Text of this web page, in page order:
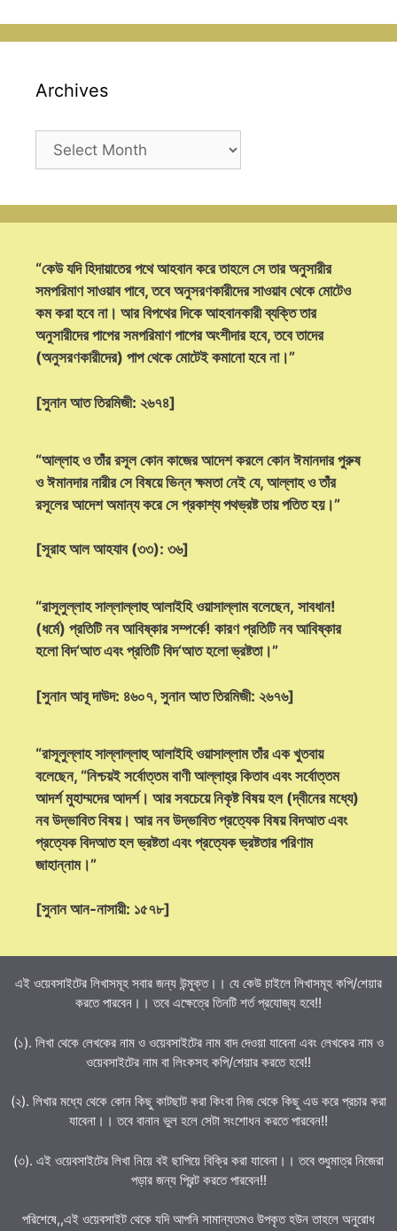
Archives
Archives
“কেউ যদি হিদায়াতের পথে আহবান করে তাহলে সে তার অনুসারীর
সমপরিমাণ সাওয়াব পাবে, তবে অনুসরণকারীদের সাওয়াব থেকে মোটেও
কম করা হবে না। আর বিপথের দিকে আহবানকারী ব্যক্তি তার
অনুসারীদের পাপের সমপরিমাণ পাপের অংশীদার হবে, তবে তাদের
(অনুসরণকারীদের) পাপ থেকে মোটেই কমানো হবে না।”
[সুনান আত তিরমিজী: ২৬৭৪]
“আল্লাহ ও তাঁর রসূল কোন কাজের আদেশ করলে কোন ঈমানদার পুরুষ
ও ঈমানদার নারীর সে বিষয়ে ভিন্ন ক্ষমতা নেই যে, আল্লাহ ও তাঁর
রসূলের আদেশ অমান্য করে সে প্রকাশ্য পথভ্রষ্ট তায় পতিত হয়।”
[সূরাহ আল আহযাব (৩৩): ৩৬]
“রাসূলুল্লাহ সাল্লাল্লাহু আলাইহি ওয়াসাল্লাম বলেছেন, সাবধান!
(ধর্মে) প্রতিটি নব আবিষ্কার সম্পর্কে! কারণ প্রতিটি নব আবিষ্কার
হলো বিদ‘আত এবং প্রতিটি বিদ‘আত হলো ভ্রষ্টতা।”
[সুনান আবূ দাউদ: ৪৬০৭, সুনান আত তিরমিজী: ২৬৭৬]
“রাসূলুল্লাহ সাল্লাল্লাহু আলাইহি ওয়াসাল্লাম তাঁর এক খুতবায়
বলেছেন, “নিশ্চয়ই সর্বোত্তম বাণী আল্লাহ্‌র কিতাব এবং সর্বোত্তম
আদর্শ মুহাম্মদের আদর্শ। আর সবচেয়ে নিকৃষ্ট বিষয় হল (দ্বীনের মধ্যে)
নব উদ্ভাবিত বিষয়। আর নব উদ্ভাবিত প্রত্যেক বিষয় বিদআত এবং
প্রত্যেক বিদআত হল ভ্রষ্টতা এবং প্রত্যেক ভ্রষ্টতার পরিণাম
জাহান্নাম।”
[সুনান আন-নাসায়ী: ১৫৭৮]
এই ওয়েবসাইটের লিখাসমূহ সবার জন্য উন্মুক্ত।। যে কেউ চাইলে লিখাসমূহ কপি/শেয়ার
করতে পারবেন।। তবে এক্ষেত্রে তিনটি শর্ত প্রযোজ্য হবে!!
(১). লিখা থেকে লেখকের নাম ও ওয়েবসাইটের নাম বাদ দেওয়া যাবেনা এবং লেখকের নাম ও
ওয়েবসাইটের নাম বা লিংকসহ কপি/শেয়ার করতে হবে!!
(২). লিখার মধ্যে থেকে কোন কিছু কাটছাট করা কিংবা নিজ থেকে কিছু এড করে প্রচার করা
যাবেনা।। তবে বানান ভুল হলে সেটা সংশোধন করতে পারবেন!!
(৩). এই ওয়েবসাইটের লিখা নিয়ে বই ছাপিয়ে বিক্রি করা যাবেনা।। তবে শুধুমাত্র নিজেরা
পড়ার জন্য প্রিন্ট করতে পারবেন!!
পরিশেষে,,এই ওয়েবসাইট থেকে যদি আপনি সামান্যতমও উপকৃত হউন তাহলে অনুরোধ